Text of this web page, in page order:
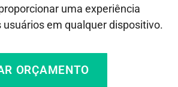
uma experiência
usuários em qualquer dispositivo.
ORÇAMENTO